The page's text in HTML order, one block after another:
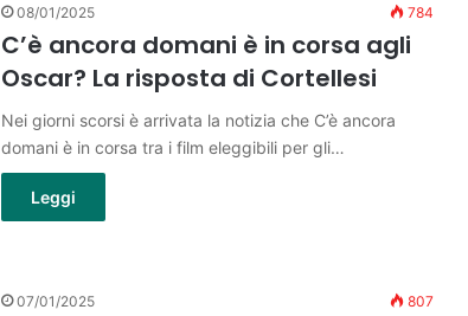
08/01/2025 784
C’è ancora domani è in corsa agli
Oscar? La risposta di Cortellesi
Nei giorni scorsi è arrivata la notizia che C’è ancora
domani è in corsa tra i film eleggibili per gli…
Leggi
07/01/2025 807